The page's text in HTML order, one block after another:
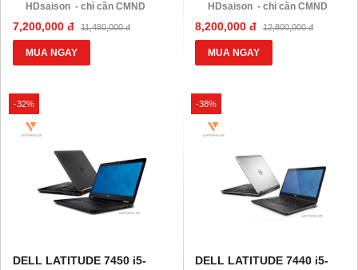
HDsaison - chỉ cần CMND
BLX hoặc hộ khẩu gốc )
Giảm 20%khi nâng cấp Ram-
SSD
Giảm giá trực tiếp đối với
10.000 Voucher Giảm
Giá 500.000đ
7,200,000 đ 11,480,000 đ
MUA NGAY
HDsaison - chỉ cần CMND
BLX hoặc hộ khẩu gốc )
Giảm 20%khi nâng cấp Ram-
SSD
Giảm giá trực tiếp đối với
10.000 Voucher Giảm
Giá 500.000đ
8,200,000 đ 12,800,000 đ
MUA NGAY
-32%
DELL LATITUDE 7450 i5-
-38%
DELL LATITUDE 7440 i5-